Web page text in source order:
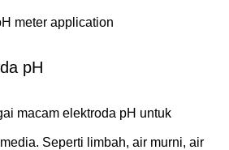
pH
macam elektroda pH untuk
Seperti limbah, air murni, air